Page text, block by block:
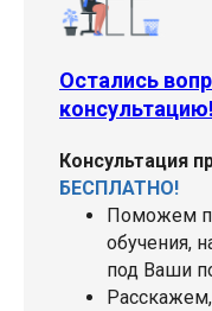
Остались
консультацию!
Консультация
БЕСПЛАТНО!
Поможем
обучения,
под Ваши